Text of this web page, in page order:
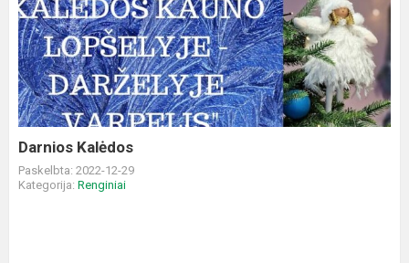
Kalėdos
Darnios Kalėdos
Paskelbta: 2022-12-29
Kategorija: Renginiai